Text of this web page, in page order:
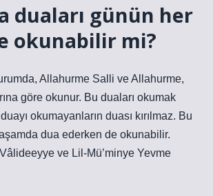
duaları günün her
okunabilir mi?
Allahurme Salli ve Allahurme,
göre okunur. Bu duaları okumak
okumayanların duası kırılmaz. Bu
dua ederken de okunabilir.
ve Lil-Mü’minye Yevme